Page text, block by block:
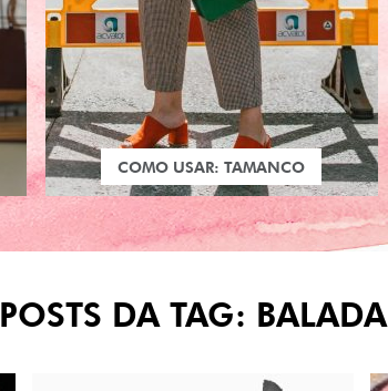
COMO USAR: TAMANCO
POSTS DA TAG: BALADA